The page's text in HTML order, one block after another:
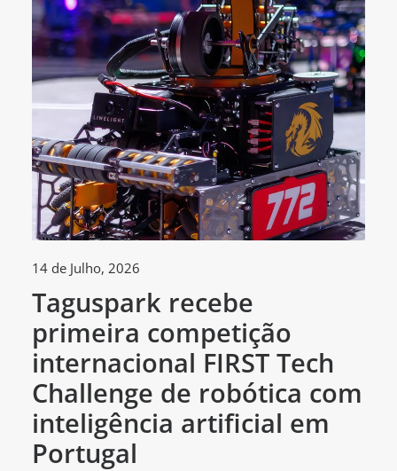
14 de Julho, 2026
Taguspark recebe
primeira competição
internacional FIRST Tech
Challenge de robótica com
inteligência artificial em
Portugal